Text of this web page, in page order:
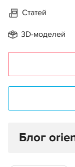
Статей
3D-моделей
Блог